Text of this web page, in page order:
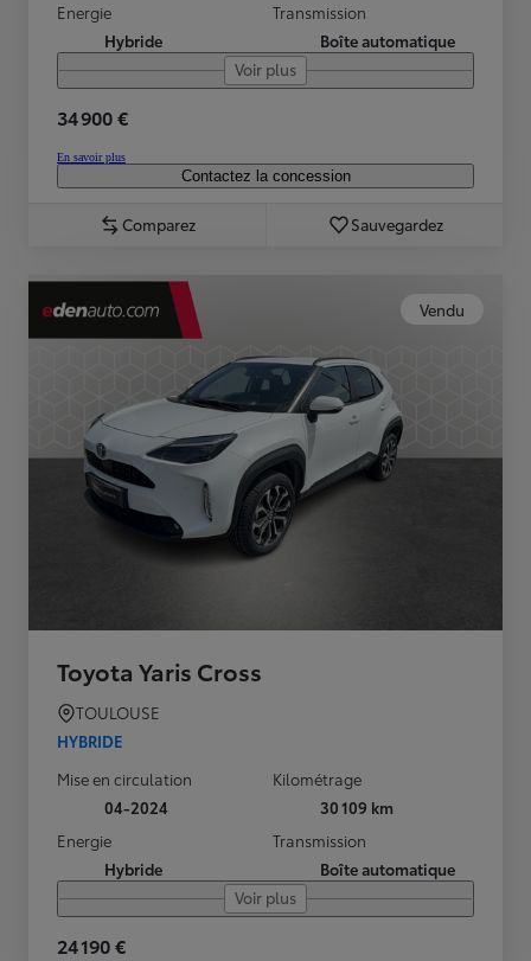
Energie
Hybride
Transmission
Boîte automatique
Voir plus
34 900 €
En savoir plus
Contactez la concession
Comparez Sauvegardez
Vendu
Toyota Yaris Cross
TOULOUSE
HYBRIDE
Mise en circulation
04-2024
Kilométrage
30 109 km
Energie
Hybride
Transmission
Boîte automatique
Voir plus
24 190 €